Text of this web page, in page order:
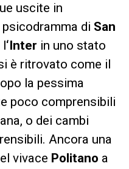
uscite in
psicodramma di San
‘Inter in uno stato
è ritrovato come il
la pessima
poco comprensibili
o dei cambi
Ancora una
vivace Politano a